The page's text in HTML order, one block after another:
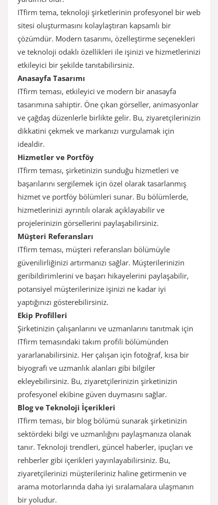
ITfirm tema, teknoloji şirketlerinin profesyonel bir web
sitesi oluşturmasını kolaylaştıran kapsamlı bir
çözümdür. Modern tasarımı, özelleştirme seçenekleri
ve teknoloji odaklı özellikleri ile işinizi ve hizmetlerinizi
etkileyici bir şekilde tanıtabilirsiniz.
Anasayfa Tasarımı
ITfirm teması, etkileyici ve modern bir anasayfa
tasarımına sahiptir. Öne çıkan görseller, animasyonlar
ve çağdaş düzenlerle birlikte gelir. Bu, ziyaretçilerinizin
dikkatini çekmek ve markanızı vurgulamak için
idealdir.
Hizmetler ve Portföy
ITfirm teması, şirketinizin sunduğu hizmetleri ve
başarılarını sergilemek için özel olarak tasarlanmış
hizmet ve portföy bölümleri sunar. Bu bölümlerde,
hizmetlerinizi ayrıntılı olarak açıklayabilir ve
projelerinizin görsellerini paylaşabilirsiniz.
Müşteri Referansları
ITfirm teması, müşteri referansları bölümüyle
güvenilirliğinizi artırmanızı sağlar. Müşterilerinizin
geribildirimlerini ve başarı hikayelerini paylaşabilir,
potansiyel müşterilerinize işinizi ne kadar iyi
yaptığınızı gösterebilirsiniz.
Ekip Profilleri
Şirketinizin çalışanlarını ve uzmanlarını tanıtmak için
ITfirm temasındaki takım profili bölümünden
yararlanabilirsiniz. Her çalışan için fotoğraf, kısa bir
biyografi ve uzmanlık alanları gibi bilgiler
ekleyebilirsiniz. Bu, ziyaretçilerinizin şirketinizin
profesyonel ekibine güven duymasını sağlar.
Blog ve Teknoloji İçerikleri
ITfirm teması, bir blog bölümü sunarak şirketinizin
sektördeki bilgi ve uzmanlığını paylaşmanıza olanak
tanır. Teknoloji trendleri, güncel haberler, ipuçları ve
rehberler gibi içerikleri yayınlayabilirsiniz. Bu,
ziyaretçilerinizi müşterileriniz haline getirmenin ve
arama motorlarında daha iyi sıralamalara ulaşmanın
bir yoludur.